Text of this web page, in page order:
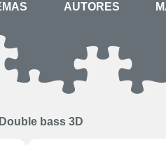
AUTORES
Double bass 3D